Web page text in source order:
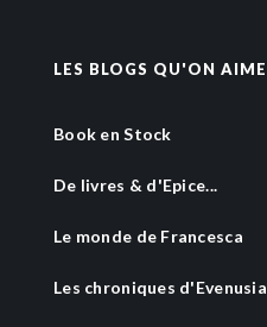
LES BLOGS QU'ON AIME
Book en Stock
De livres & d'Epice...
Le monde de Francesca
Les chroniques d'Evenusia